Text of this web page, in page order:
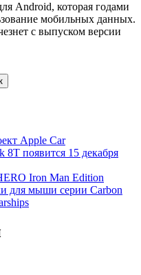
Android, которая годами
мобильных данных.
с выпуском версии
Apple Car
появится 15 декабря
Iron Man Edition
для мыши серии Carbon